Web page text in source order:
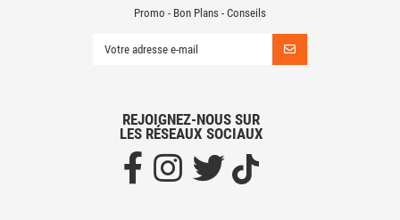
Promo - Bon Plans - Conseils
REJOIGNEZ-NOUS SUR
LES RÉSEAUX SOCIAUX